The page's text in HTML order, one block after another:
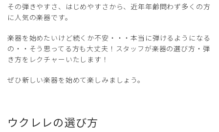
その弾きやすさ、はじめやすさから、近年年齢問わず多くの方
に人気の楽器です。
楽器を始めたいけど続くか不安・・・本当に弾けるようになる
の・・そう思ってる方も大丈夫！スタッフが楽器の選び方・弾
き方をレクチャーいたします！
ぜひ新しい楽器を始めて楽しみましょう。
ウクレレの選び方